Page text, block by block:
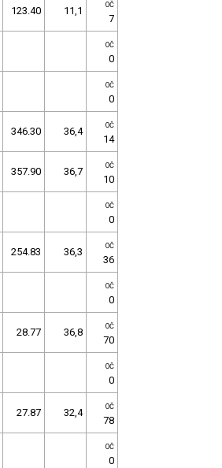
123.40 11,1 OČ
7
OČ
0
OČ
0
346.30 36,4 OČ
14
357.90 36,7 OČ
10
OČ
0
254.83 36,3 OČ
36
OČ
0
28.77 36,8 OČ
70
OČ
0
27.87 32,4 OČ
78
OČ
0